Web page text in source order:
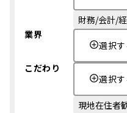
財務/会計/
業界
選択す
こだわり
選択す
現地在住者